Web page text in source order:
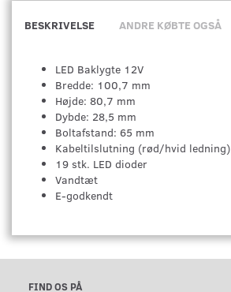
BESKRIVELSE ANDRE KØBTE OGSÅ
LED Baklygte 12V
Bredde: 100,7 mm
Højde: 80,7 mm
Dybde: 28,5 mm
Boltafstand: 65 mm
Kabeltilslutning (rød/hvid ledning)
19 stk. LED dioder
Vandtæt
E-godkendt
FIND OS PÅ